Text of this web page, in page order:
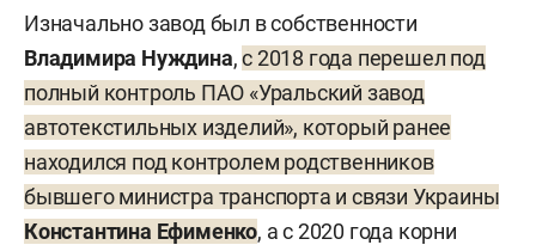
Изначально завод был в собственности
Владимира Нуждина,с 2018 года перешел под
полный контроль ПАО «Уральский завод
автотекстильных изделий», который ранее
находился под контролем родственников
бывшего министра транспорта и связи Украины
Константина Ефименко, а с 2020 года корни